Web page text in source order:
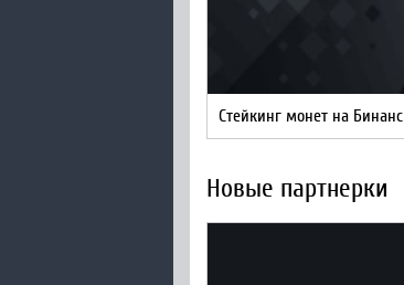
Стейкинг монет на Бинанс
Новые партнерки